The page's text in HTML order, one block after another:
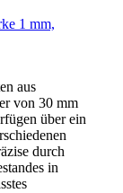
1 mm,
aus
von 30 mm
über ein
durch
in